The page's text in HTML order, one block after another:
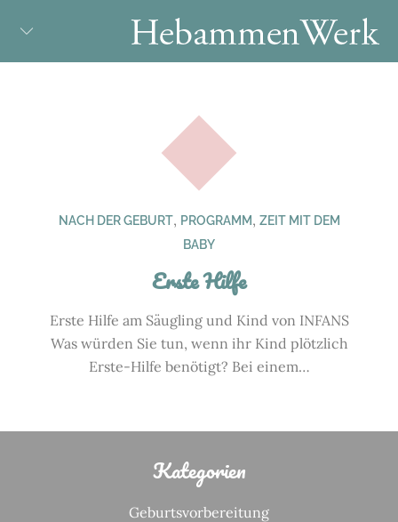
NACH DER GEBURT, PROGRAMM, ZEIT MIT DEM
BABY
Erste Hilfe
Erste Hilfe am Säugling und Kind von INFANS
Was würden Sie tun, wenn ihr Kind plötzlich
Erste-Hilfe benötigt? Bei einem…
Kategorien
Geburtsvorbereitung